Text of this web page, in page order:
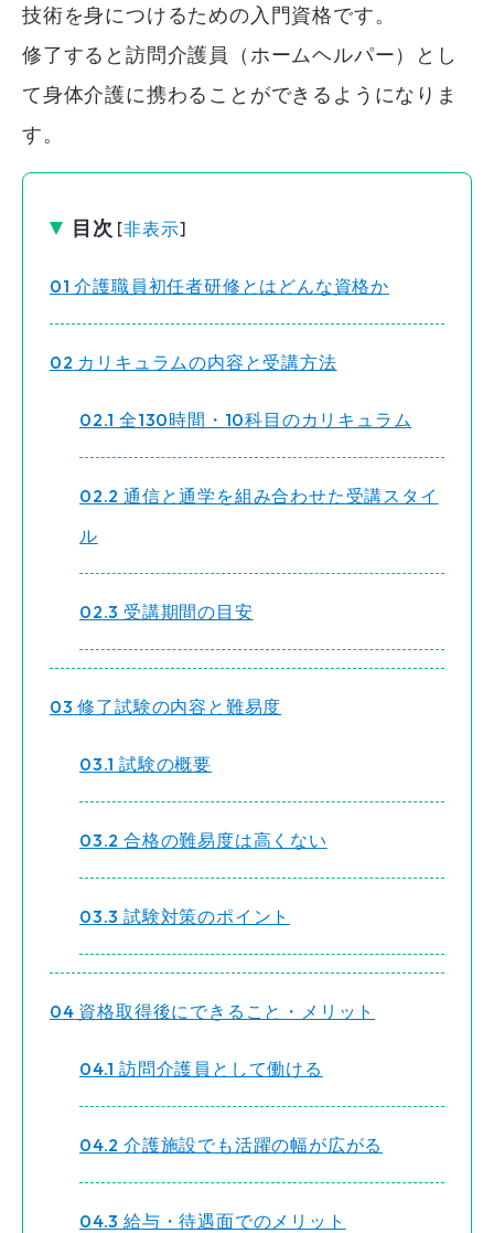
技術を身につけるための入門資格です。
修了すると訪問介護員（ホームヘルパー）とし
て身体介護に携わることができるようになりま
す。
目次 [非表示]
1 介護職員初任者研修とはどんな資格か
2 カリキュラムの内容と受講方法
2.1 全130時間・10科目のカリキュラム
2.2 通信と通学を組み合わせた受講スタイ
ル
2.3 受講期間の目安
3 修了試験の内容と難易度
3.1 試験の概要
3.2 合格の難易度は高くない
3.3 試験対策のポイント
4 資格取得後にできること・メリット
4.1 訪問介護員として働ける
4.2 介護施設でも活躍の幅が広がる
4.3 給与・待遇面でのメリット